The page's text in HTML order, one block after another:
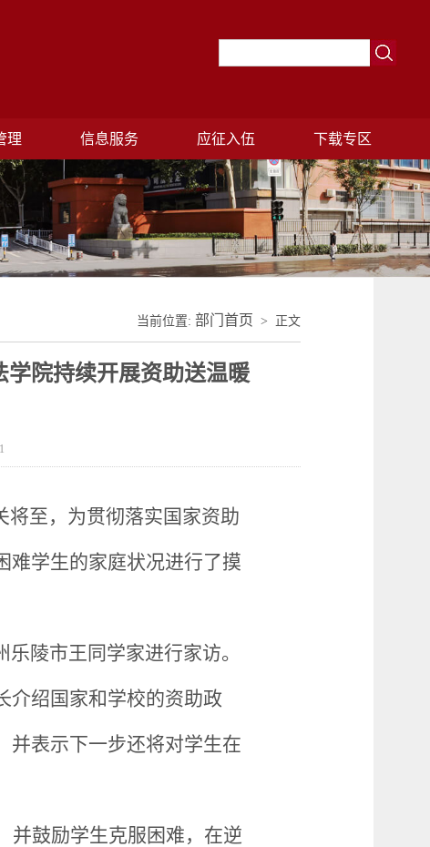
理 信息服务 应征入伍 下载专区
当前位置: 部门首页 > 正文
院持续开展资助送温暖
将至，为贯彻落实国家资助
难学生的家庭状况进行了摸
陵市王同学家进行家访。
介绍国家和学校的资助政
并表示下一步还将对学生在
并鼓励学生克服困难，在逆